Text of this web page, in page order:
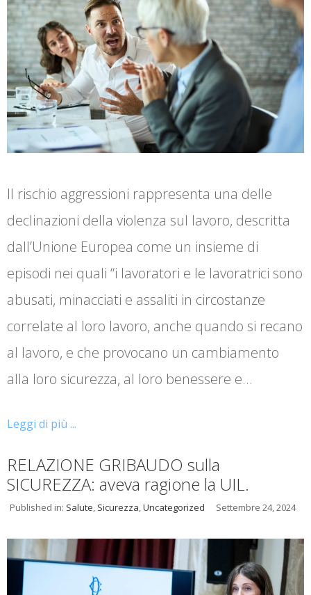
Il rischio aggressioni rappresenta una delle
declinazioni della violenza sul lavoro, descritta
dall’Unione Europea come un insieme di
episodi nei quali “i lavoratori e le lavoratrici sono
abusati, minacciati e assaliti in circostanze
correlate al loro lavoro, anche quando si recano
al lavoro, e che provocano un cambiamento
alla loro sicurezza, al loro benessere e…
Leggi di più ...
RELAZIONE GRIBAUDO sulla
SICUREZZA: aveva ragione la UIL.
Published in: Salute, Sicurezza,Uncategorized Settembre 24, 2024